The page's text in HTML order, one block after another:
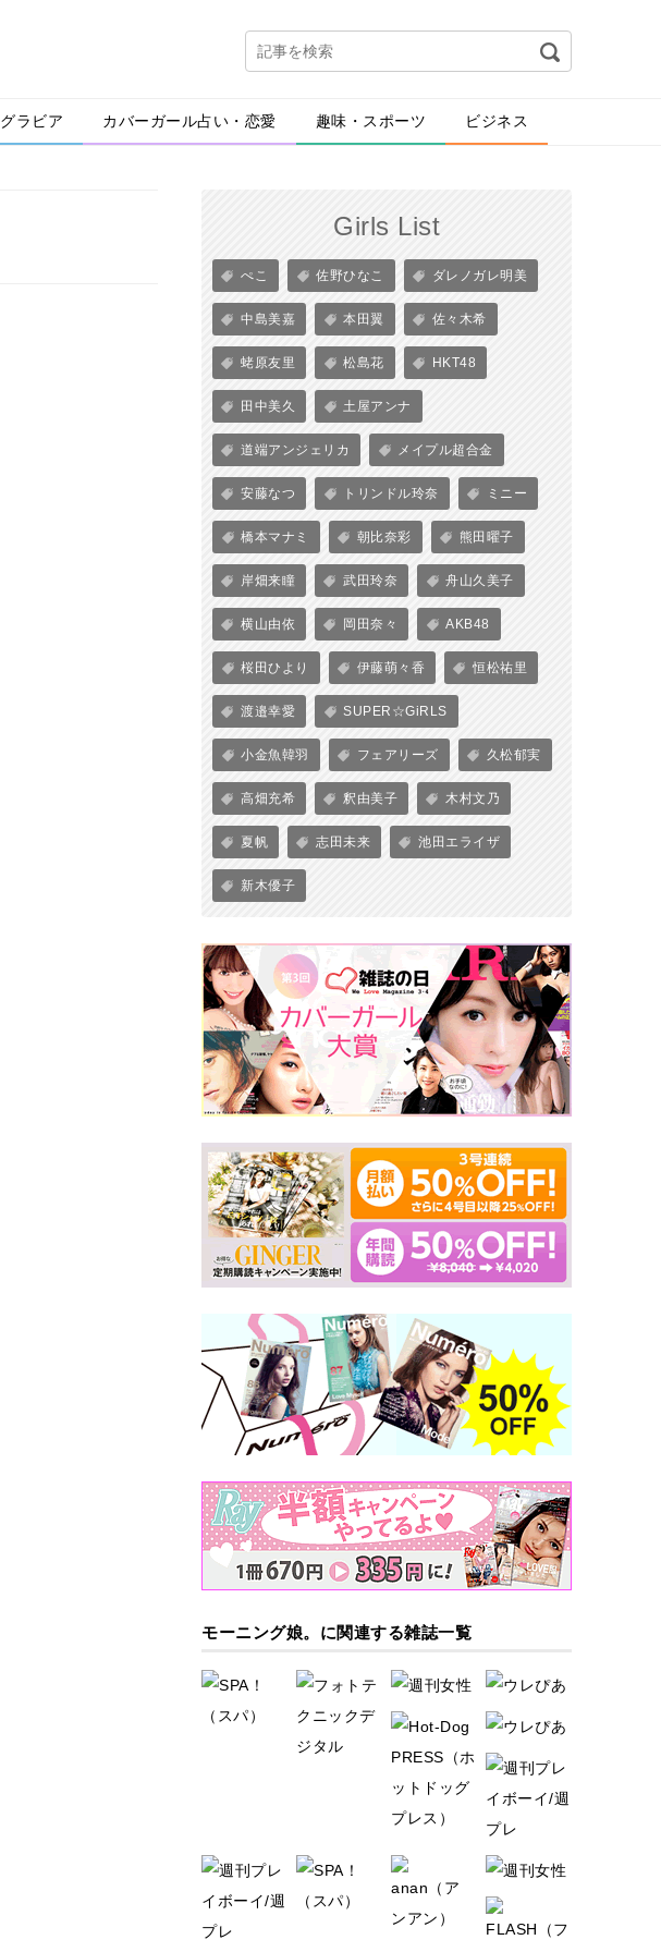
グラビア カバーガール占い・恋愛 趣味・スポーツ ビジネス
Girls List
ぺこ 佐野ひなこ ダレノガレ明美
中島美嘉 本田翼 佐々木希
蛯原友里 松島花 HKT48
田中美久 土屋アンナ
道端アンジェリカ メイプル超合金
安藤なつ トリンドル玲奈 ミニー
橋本マナミ 朝比奈彩 熊田曜子
岸畑来瞳 武田玲奈 舟山久美子
横山由依 岡田奈々 AKB48
桜田ひより 伊藤萌々香 恒松祐里
渡邉幸愛 SUPER☆GiRLS
小金魚韓羽 フェアリーズ 久松郁実
高畑充希 釈由美子 木村文乃
夏帆 志田未来 池田エライザ
新木優子
モーニング娘。に関連する雑誌一覧